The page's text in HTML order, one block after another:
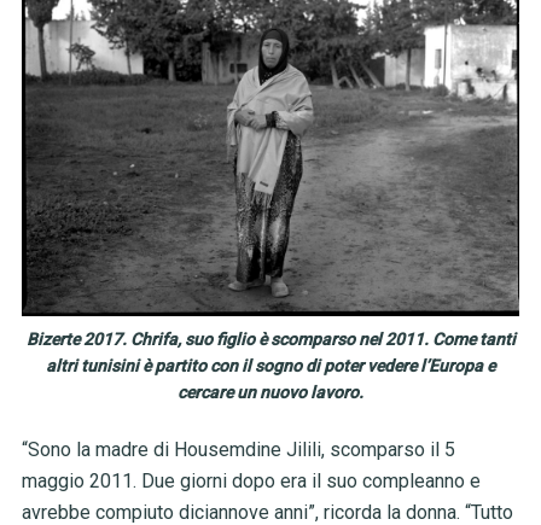
Bizerte 2017. Chrifa, suo figlio è scomparso nel 2011. Come tanti
altri tunisini è partito con il sogno di poter vedere l’Europa e
cercare un nuovo lavoro.
“Sono la madre di Housemdine Jilili, scomparso il 5
maggio 2011. Due giorni dopo era il suo compleanno e
avrebbe compiuto diciannove anni”, ricorda la donna. “Tutto